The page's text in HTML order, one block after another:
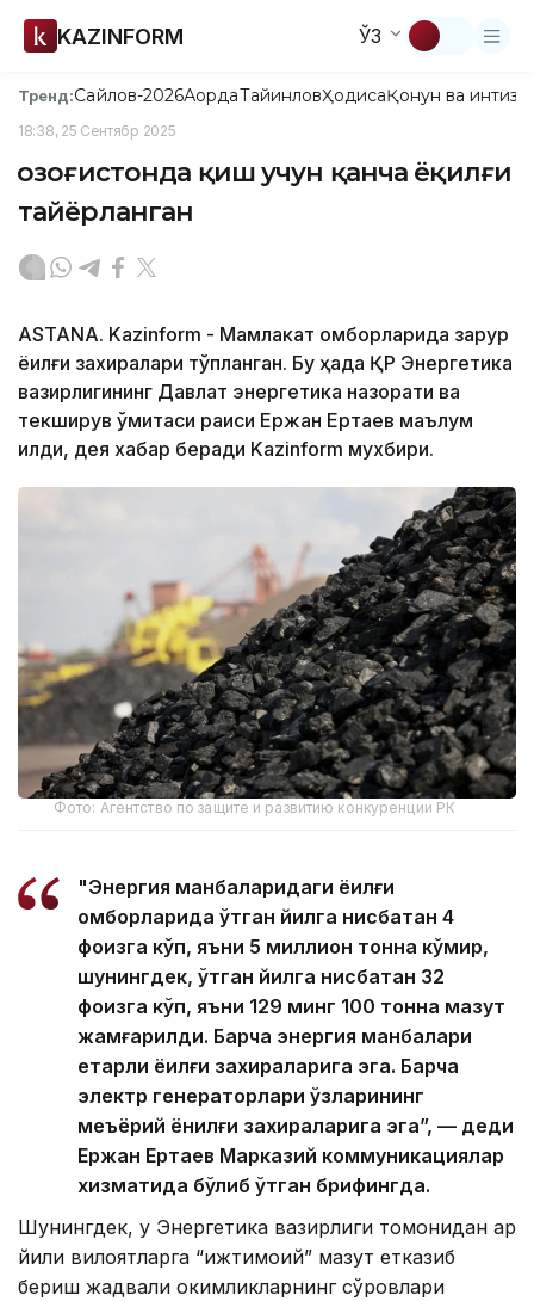
KAZINFORM ЎЗ
Тренд:Сайлов-2026АқордаТайинловҲодисаҚонун ва
18:38, 25 Сентябр 2025
Қозоғистонда қиш учун қанча ёқилғи
тайёрланган
ASTANA. Kazinform - Мамлакат омборларида зарур
ёқилғи захиралари тўпланган. Бу ҳақда ҚР Энергетика
вазирлигининг Давлат энергетика назорати ва
текширув қўмитаси раиси Ержан Ертаев маълум
қилди, дея хабар беради Kazinform мухбири.
Фото: Агентство по защите и развитию конкуренции РК
"Энергия манбаларидаги ёқилғи
омборларида ўтган йилга нисбатан 4
фоизга кўп, яъни 5 миллион тонна кўмир,
шунингдек, ўтган йилга нисбатан 32
фоизга кўп, яъни 129 минг 100 тонна мазут
жамғарилди. Барча энергия манбалари
етарли ёқилғи захираларига эга. Барча
электр генераторлари ўзларининг
меъёрий ёнилғи захираларига эга”, — деди
Ержан Ертаев Марказий коммуникациялар
хизматида бўлиб ўтган брифингда.
Шунингдек, у Энергетика вазирлиги томонидан ҳар
йили вилоятларга “ижтимоий” мазут етказиб
бериш жадвали ҳокимликларнинг сўровлари